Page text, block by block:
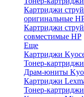
Картриджи
оригинальные
Картриджи
совместимые HP
Еще
Картриджи
Тонер-
Драм-юниты
Картриджи
Тонер-